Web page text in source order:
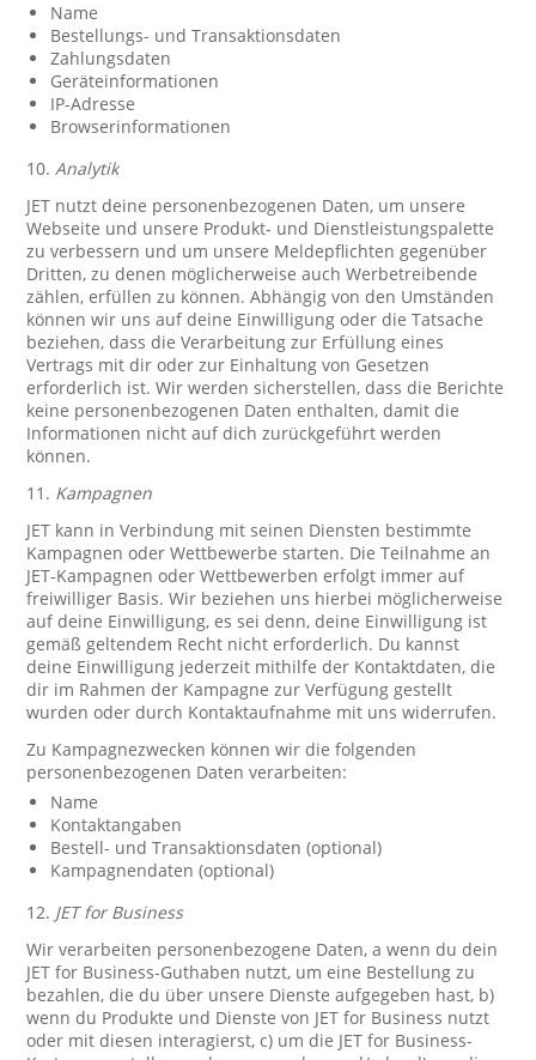
Name
Bestellungs- und Transaktionsdaten
Zahlungsdaten
Geräteinformationen
IP-Adresse
Browserinformationen
10.Analytik
JET nutzt deine personenbezogenen Daten, um unsere
Webseite und unsere Produkt- und Dienstleistungspalette
zu verbessern und um unsere Meldepflichten gegenüber
Dritten, zu denen möglicherweise auch Werbetreibende
zählen, erfüllen zu können. Abhängig von den Umständen
können wir uns auf deine Einwilligung oder die Tatsache
beziehen, dass die Verarbeitung zur Erfüllung eines
Vertrags mit dir oder zur Einhaltung von Gesetzen
erforderlich ist. Wir werden sicherstellen, dass die Berichte
keine personenbezogenen Daten enthalten, damit die
Informationen nicht auf dich zurückgeführt werden
können.
11. Kampagnen
JET kann in Verbindung mit seinen Diensten bestimmte
Kampagnen oder Wettbewerbe starten. Die Teilnahme an
JET-Kampagnen oder Wettbewerben erfolgt immer auf
freiwilliger Basis. Wir beziehen uns hierbei möglicherweise
auf deine Einwilligung, es sei denn, deine Einwilligung ist
gemäß geltendem Recht nicht erforderlich. Du kannst
deine Einwilligung jederzeit mithilfe der Kontaktdaten, die
dir im Rahmen der Kampagne zur Verfügung gestellt
wurden oder durch Kontaktaufnahme mit uns widerrufen.
Zu Kampagnezwecken können wir die folgenden
personenbezogenen Daten verarbeiten:
Name
Kontaktangaben
Bestell- und Transaktionsdaten (optional)
Kampagnendaten (optional)
12. JET for Business
Wir verarbeiten personenbezogene Daten, a wenn du dein
JET for Business-Guthaben nutzt, um eine Bestellung zu
bezahlen, die du über unsere Dienste aufgegeben hast, b)
wenn du Produkte und Dienste von JET for Business nutzt
oder mit diesen interagierst, c) um die JET for Business-